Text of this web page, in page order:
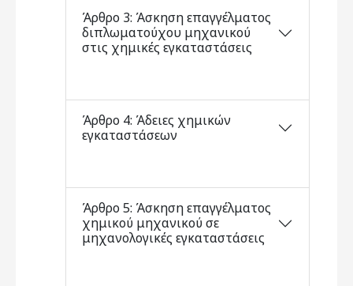
Άρθρο 3: Άσκηση επαγγέλματος
διπλωματούχου μηχανικού
στις χημικές εγκαταστάσεις
Άρθρο 4: Άδειες χημικών
εγκαταστάσεων
Άρθρο 5: Άσκηση επαγγέλματος
χημικού μηχανικού σε
μηχανολογικές εγκαταστάσεις